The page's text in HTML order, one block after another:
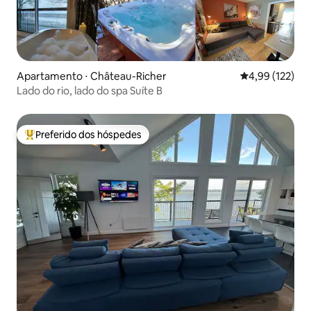
Apartamento ⋅ Château-Richer 4,99 de uma
4,99 (122)
Lado do rio, lado do spa Suíte B
Entre os melhores preferidos dos hóspedes
Preferido dos hóspedes